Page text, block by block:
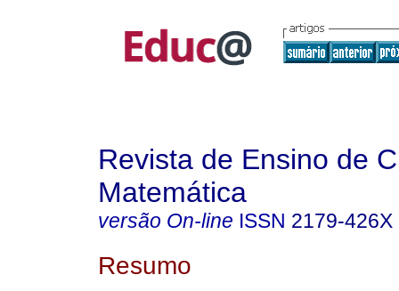
Revista de Ensino de
Matemática
versão On-line ISSN 2179-426X
Resumo